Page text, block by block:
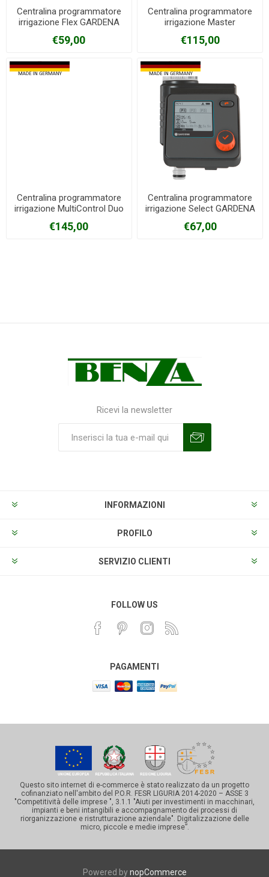
Centralina programmatore
irrigazione Flex GARDENA
€59,00
Centralina programmatore
irrigazione Master
€115,00
Centralina programmatore
irrigazione MultiControl Duo
€145,00
Centralina programmatore
irrigazione Select GARDENA
€67,00
Ricevi la newsletter
INFORMAZIONI
PROFILO
SERVIZIO CLIENTI
FOLLOW US
PAGAMENTI
Questo sito internet di e-commerce è stato realizzato da un progetto
cofinanziato nell'ambito del P.O.R. FESR LIGURIA 2014-2020 – ASSE 3
"Competitività delle imprese ", 3.1.1 "Aiuti per investimenti in macchinari,
impianti e beni intangibili e accompagnamento dei processi di
riorganizzazione e ristrutturazione aziendale". Digitalizzazione delle
micro, piccole e medie imprese”.
Powered bynopCommerce